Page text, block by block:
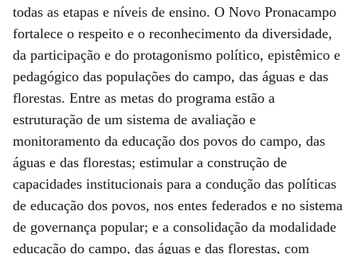
todas as etapas e níveis de ensino. O Novo Pronacampo
fortalece o respeito e o reconhecimento da diversidade,
da participação e do protagonismo político, epistêmico e
pedagógico das populações do campo, das águas e das
florestas. Entre as metas do programa estão a
estruturação de um sistema de avaliação e
monitoramento da educação dos povos do campo, das
águas e das florestas; estimular a construção de
capacidades institucionais para a condução das políticas
de educação dos povos, nos entes federados e no sistema
de governança popular; e a consolidação da modalidade
educação do campo, das águas e das florestas, com